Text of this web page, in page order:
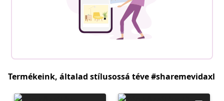
Termékeink, általad stílusossá téve #sharemevidaxl